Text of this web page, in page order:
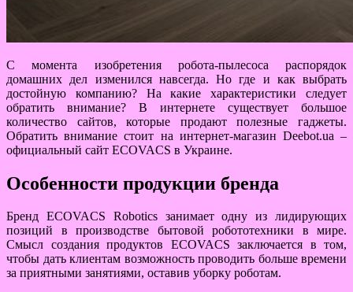
С момента изобретения робота-пылесоса распорядок
домашних дел изменился навсегда. Но где и как выбрать
достойную компанию? На какие характеристики следует
обратить внимание? В интернете существует большое
количество сайтов, которые продают полезные гаджеты.
Обратить внимание стоит на интернет-магазин Deebot.ua –
официальный сайт ECOVACS в Украине.
Особенности продукции бренда
Бренд ECOVACS Robotics занимает одну из лидирующих
позиций в производстве бытовой робототехники в мире.
Смысл создания продуктов ECOVACS заключается в том,
чтобы дать клиентам возможность проводить больше времени
за приятными занятиями, оставив уборку роботам.